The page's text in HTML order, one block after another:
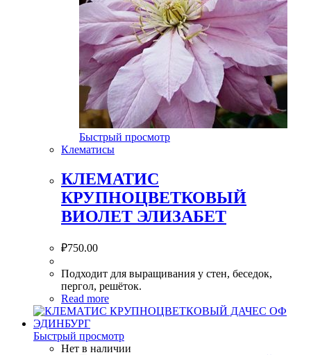
Быстрый просмотр
Клематисы
КЛЕМАТИС
КРУПНОЦВЕТКОВЫЙ
ВИОЛЕТ ЭЛИЗАБЕТ
₽750.00
Подходит для выращивания у стен, беседок,
пергол, решёток.
Read more
Быстрый просмотр
Нет в наличии